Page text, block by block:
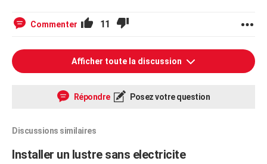
Commenter 11
Afficher toute la discussion
Répondre Posez votre question
Discussions similaires
Installer un lustre sans electricite